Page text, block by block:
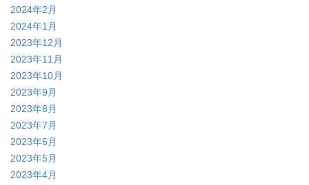
2024年2月
2024年1月
2023年12月
2023年11月
2023年10月
2023年9月
2023年8月
2023年7月
2023年6月
2023年5月
2023年4月